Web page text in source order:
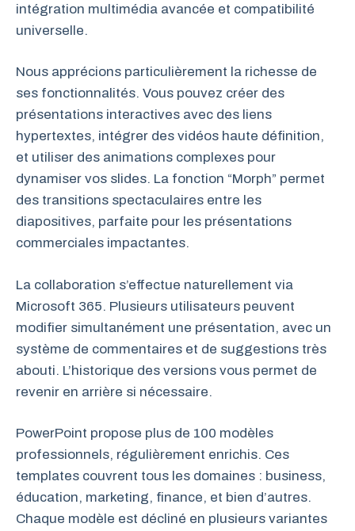
intégration multimédia avancée et compatibilité
universelle.
Nous apprécions particulièrement la richesse de
ses fonctionnalités. Vous pouvez créer des
présentations interactives avec des liens
hypertextes, intégrer des vidéos haute définition,
et utiliser des animations complexes pour
dynamiser vos slides. La fonction “Morph” permet
des transitions spectaculaires entre les
diapositives, parfaite pour les présentations
commerciales impactantes.
La collaboration s’effectue naturellement via
Microsoft 365. Plusieurs utilisateurs peuvent
modifier simultanément une présentation, avec un
système de commentaires et de suggestions très
abouti. L’historique des versions vous permet de
revenir en arrière si nécessaire.
PowerPoint propose plus de 100 modèles
professionnels, régulièrement enrichis. Ces
templates couvrent tous les domaines : business,
éducation, marketing, finance, et bien d’autres.
Chaque modèle est décliné en plusieurs variantes